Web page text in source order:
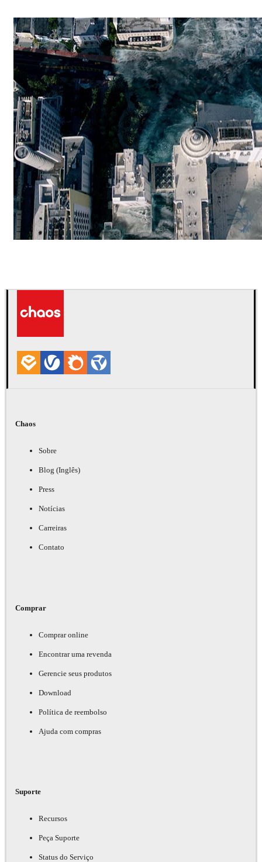
Chaos
Sobre
Blog (Inglês)
Press
Notícias
Carreiras
Contato
Comprar
Comprar online
Encontrar uma revenda
Gerencie seus produtos
Download
Política de reembolso
Ajuda com compras
Suporte
Recursos
Peça Suporte
Status do Serviço